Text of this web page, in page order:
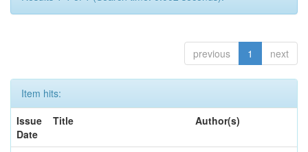
previous 1 next
Item hits:
Issue
Date
Title Author(s)